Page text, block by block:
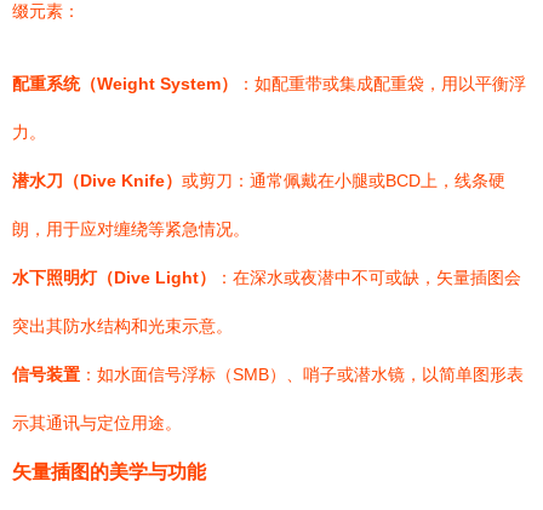
缀元素：
配重系统（Weight System） ：如配重带或集成配重袋，用以平衡浮
力。
潜水刀（Dive Knife） 或剪刀：通常佩戴在小腿或BCD上，线条硬
朗，用于应对缠绕等紧急情况。
水下照明灯（Dive Light） ：在深水或夜潜中不可或缺，矢量插图会
突出其防水结构和光束示意。
信号装置 ：如水面信号浮标（SMB）、哨子或潜水镜，以简单图形表
示其通讯与定位用途。
矢量插图的美学与功能